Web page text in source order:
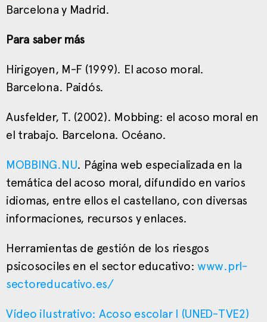
Barcelona y Madrid.
Para saber más
Hirigoyen, M-F (1999). El acoso moral.
Barcelona. Paidós.
Ausfelder, T. (2002). Mobbing: el acoso moral en
el trabajo. Barcelona. Océano.
MOBBING.NU. Página web especializada en la
temática del acoso moral, difundido en varios
idiomas, entre ellos el castellano, con diversas
informaciones, recursos y enlaces.
Herramientas de gestión de los riesgos
psicosociles en el sector educativo: www.prl-
sectoreducativo.es/
Vídeo ilustrativo: Acoso escolar I (UNED-TVE2)